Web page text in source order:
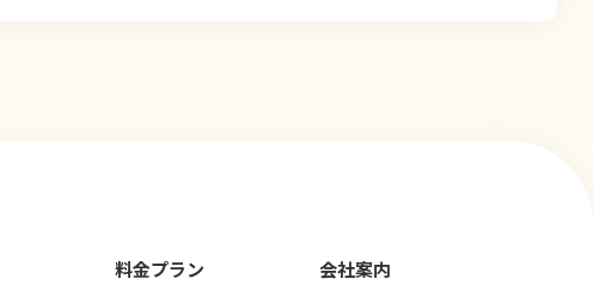
料金プラン
会社案内